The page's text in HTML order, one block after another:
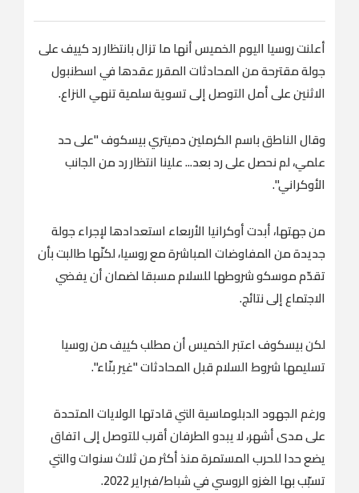
أعلنت روسيا اليوم الخميس أنها ما تزال بانتظار رد كييف على
جولة مقترحة من المحادثات المقرر عقدها في اسطنبول
الاثنين على أمل التوصل إلى تسوية سلمية تنهي النزاع.
وقال الناطق باسم الكرملين دميتري بيسكوف "على حد
علمي، لم نحصل على رد بعد... علينا انتظار رد من الجانب
الأوكراني".
من جهتها، أبدت أوكرانيا الأربعاء استعدادها لإجراء جولة
جديدة من المفاوضات المباشرة مع روسيا، لكنّها طالبت بأن
تقدّم موسكو شروطها للسلام مسبقا لضمان أن يفضي
الاجتماع إلى نتائج.
لكن بيسكوف اعتبر الخميس أن مطلب كييف من روسيا
تسليمها شروط السلام قبل المحادثات "غير بنّاء".
ورغم الجهود الدبلوماسية التي قادتها الولايات المتحدة
على مدى أشهر، لا يبدو الطرفان أقرب للتوصل إلى اتفاق
يضع حدا للحرب المستمرة منذ أكثر من ثلاث سنوات والتي
تسبّب بها الغزو الروسي في شباط/فبراير 2022.